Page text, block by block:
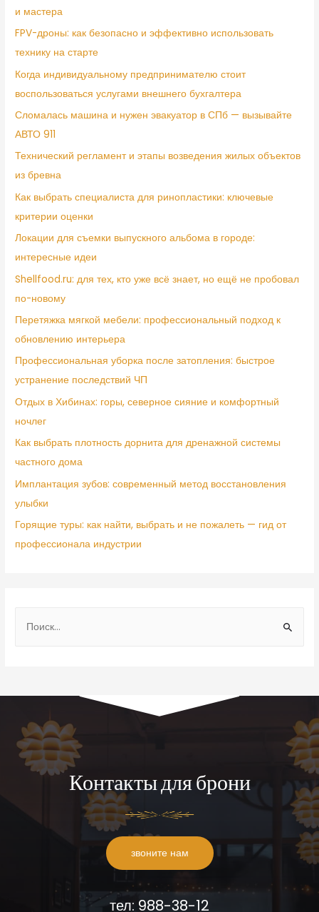
и мастера
FPV-дроны: как безопасно и эффективно использовать
технику на старте
Когда индивидуальному предпринимателю стоит
воспользоваться услугами внешнего бухгалтера
Сломалась машина и нужен эвакуатор в СПб — вызывайте
АВТО 911
Технический регламент и этапы возведения жилых объектов
из бревна
Как выбрать специалиста для ринопластики: ключевые
критерии оценки
Локации для съемки выпускного альбома в городе:
интересные идеи
Shellfood.ru: для тех, кто уже всё знает, но ещё не пробовал
по-новому
Перетяжка мягкой мебели: профессиональный подход к
обновлению интерьера
Профессиональная уборка после затопления: быстрое
устранение последствий ЧП
Отдых в Хибинах: горы, северное сияние и комфортный
ночлег
Как выбрать плотность дорнита для дренажной системы
частного дома
Имплантация зубов: современный метод восстановления
улыбки
Горящие туры: как найти, выбрать и не пожалеть — гид от
профессионала индустрии
Контакты для брони
звоните нам
тел: 988-38-12